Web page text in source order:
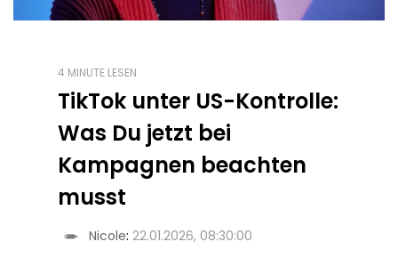
4 MINUTE LESEN
TikTok unter US-Kontrolle:
Was Du jetzt bei
Kampagnen beachten
musst
Nicole: 22.01.2026, 08:30:00